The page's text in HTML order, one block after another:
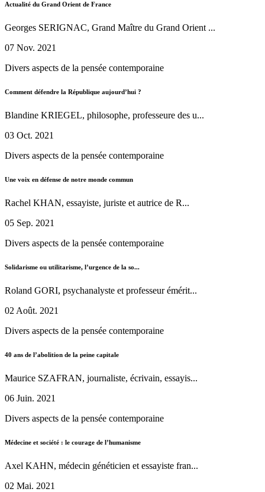
Actualité du Grand Orient de France
Georges SERIGNAC, Grand Maître du Grand Orient ...
07 Nov. 2021
Divers aspects de la pensée contemporaine
Comment défendre la République aujourd’hui ?
Blandine KRIEGEL, philosophe, professeure des u...
03 Oct. 2021
Divers aspects de la pensée contemporaine
Une voix en défense de notre monde commun
Rachel KHAN, essayiste, juriste et autrice de R...
05 Sep. 2021
Divers aspects de la pensée contemporaine
Solidarisme ou utilitarisme, l’urgence de la so...
Roland GORI, psychanalyste et professeur émérit...
02 Août. 2021
Divers aspects de la pensée contemporaine
40 ans de l’abolition de la peine capitale
Maurice SZAFRAN, journaliste, écrivain, essayis...
06 Juin. 2021
Divers aspects de la pensée contemporaine
Médecine et société : le courage de l’humanisme
Axel KAHN, médecin généticien et essayiste fran...
02 Mai. 2021